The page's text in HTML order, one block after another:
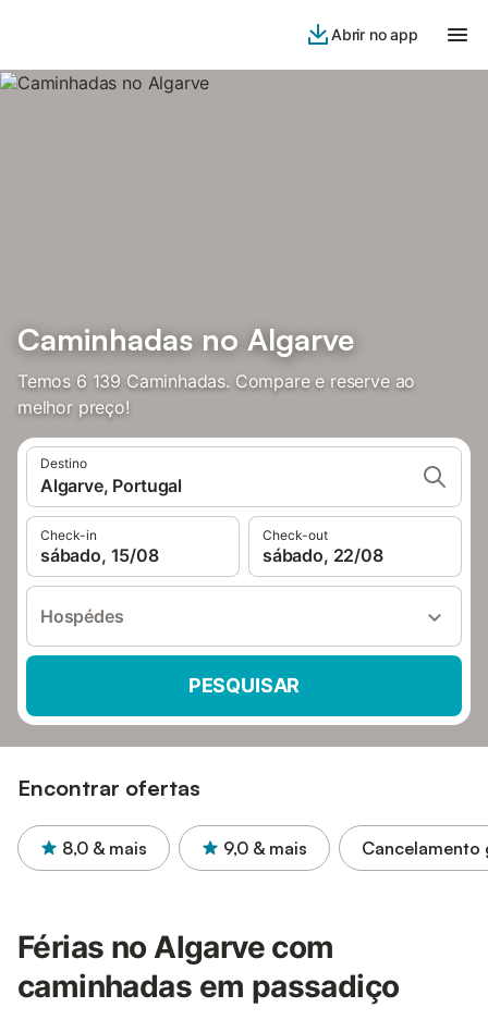
Abrir no app
Caminhadas no Algarve
Temos 6 139 Caminhadas. Compare e reserve ao
melhor preço!
Destino
Algarve, Portugal
Check-in
sábado, 15/08
Check-out
sábado, 22/08
Hospédes
PESQUISAR
Encontrar ofertas
8,0 & mais 9,0 & mais Cancelamento
Férias no Algarve com
caminhadas em passadiço